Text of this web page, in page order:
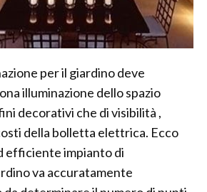
per il giardino deve
illuminazione dello spazio
decorativi che di visibilità ,
della bolletta elettrica. Ecco
efficiente impianto di
va accuratamente